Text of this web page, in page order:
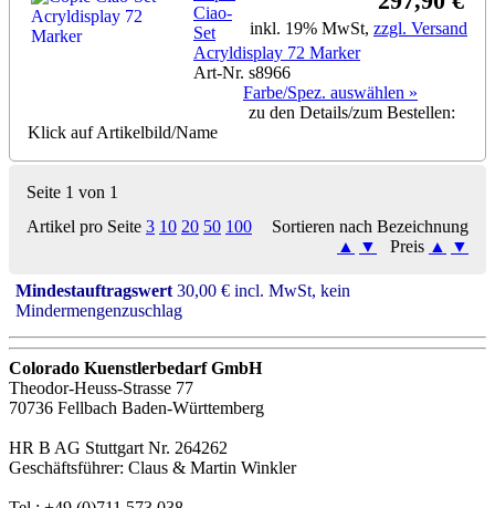
inkl. 19% MwSt, zzgl. Versand
Ciao-
Set
Acryldisplay 72 Marker
Art-Nr. s8966
Farbe/Spez. auswählen »
zu den Details/zum Bestellen:
Klick auf Artikelbild/Name
Seite 1 von 1
Artikel pro Seite 3 10 20 50 100
Sortieren nach Bezeichnung
▲
▼ Preis ▲ ▼
Mindestauftragswert 30,00 € incl. MwSt, kein
Mindermengenzuschlag
Colorado Kuenstlerbedarf GmbH
Theodor-Heuss-Strasse 77
70736 Fellbach Baden-Württemberg
HR B AG Stuttgart Nr. 264262
Geschäftsführer: Claus & Martin Winkler